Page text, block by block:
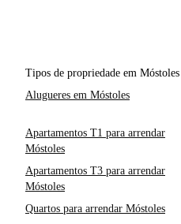
Tipos de propriedade em Móstoles
Alugueres em Móstoles
Apartamentos T1 para arrendar
Móstoles
Apartamentos T3 para arrendar
Móstoles
Quartos para arrendar Móstoles